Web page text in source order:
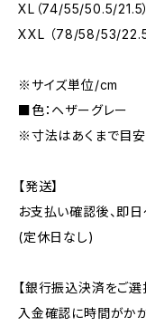
XL（74/55/50.5/21.5）
XXL （78/58/53/22.5
※サイズ単位/cm
■色：ヘザーグレー
※寸法はあくまで目安
【発送】
お支払い確認後、即
(定休日なし)
【銀行振込決済をご選
入金確認に時間がか